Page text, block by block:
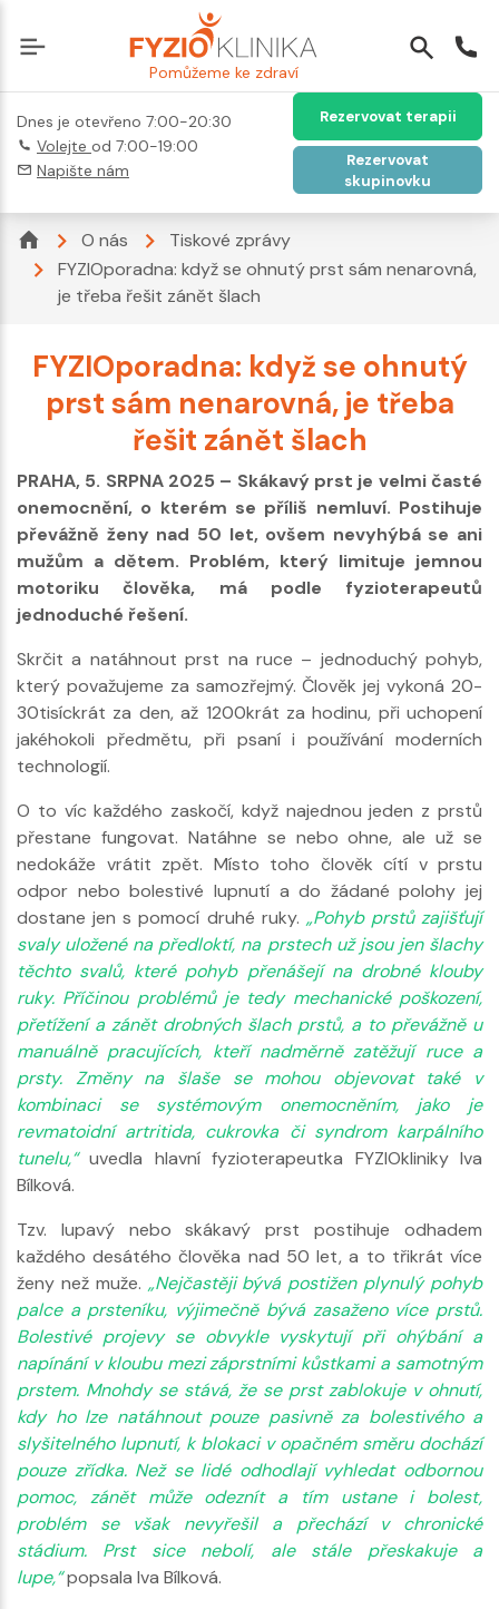
Pomůžeme ke zdraví
Dnes je otevřeno 7:00-20:30
Volejte od 7:00-19:00
Napište nám
Rezervovat terapii
Rezervovat
skupinovku
O nás
Tiskové zprávy
FYZIOporadna: když se ohnutý prst sám nenarovná,
je třeba řešit zánět šlach
FYZIOporadna: když se ohnutý
prst sám nenarovná, je třeba
řešit zánět šlach
PRAHA, 5. SRPNA 2025 – Skákavý prst je velmi časté
onemocnění, o kterém se příliš nemluví. Postihuje
převážně ženy nad 50 let, ovšem nevyhýbá se ani
mužům a dětem. Problém, který limituje jemnou
motoriku člověka, má podle fyzioterapeutů
jednoduché řešení.
Skrčit a natáhnout prst na ruce – jednoduchý pohyb,
který považujeme za samozřejmý. Člověk jej vykoná 20-
30tisíckrát za den, až 1200krát za hodinu, při uchopení
jakéhokoli předmětu, při psaní i používání moderních
technologií.
O to víc každého zaskočí, když najednou jeden z prstů
přestane fungovat. Natáhne se nebo ohne, ale už se
nedokáže vrátit zpět. Místo toho člověk cítí v prstu
odpor nebo bolestivé lupnutí a do žádané polohy jej
dostane jen s pomocí druhé ruky. „Pohyb prstů zajišťují
svaly uložené na předloktí, na prstech už jsou jen šlachy
těchto svalů, které pohyb přenášejí na drobné klouby
ruky. Příčinou problémů je tedy mechanické poškození,
přetížení a zánět drobných šlach prstů, a to převážně u
manuálně pracujících, kteří nadměrně zatěžují ruce a
prsty. Změny na šlaše se mohou objevovat také v
kombinaci se systémovým onemocněním, jako je
revmatoidní artritida, cukrovka či syndrom karpálního
tunelu,“ uvedla hlavní fyzioterapeutka FYZIOkliniky Iva
Bílková.
Tzv. lupavý nebo skákavý prst postihuje odhadem
každého desátého člověka nad 50 let, a to třikrát více
ženy než muže. „Nejčastěji bývá postižen plynulý pohyb
palce a prsteníku, výjimečně bývá zasaženo více prstů.
Bolestivé projevy se obvykle vyskytují při ohýbání a
napínání v kloubu mezi záprstními kůstkami a samotným
prstem. Mnohdy se stává, že se prst zablokuje v ohnutí,
kdy ho lze natáhnout pouze pasivně za bolestivého a
slyšitelného lupnutí, k blokaci v opačném směru dochází
pouze zřídka. Než se lidé odhodlají vyhledat odbornou
pomoc, zánět může odeznít a tím ustane i bolest,
problém se však nevyřešil a přechází v chronické
stádium. Prst sice nebolí, ale stále přeskakuje a
lupe,“popsala Iva Bílková.